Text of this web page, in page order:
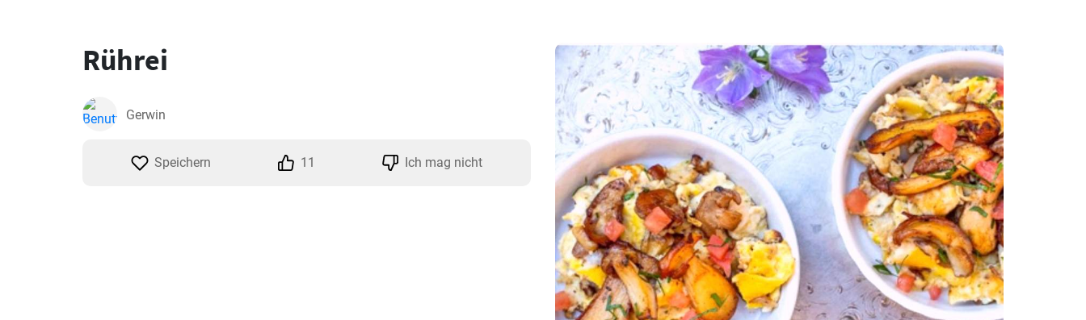
Rührei
Gerwin
Speichern 11 Ich mag nicht